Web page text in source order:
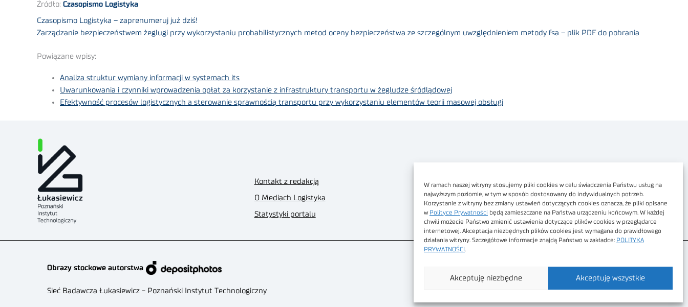
W ramach naszej witryny stosujemy pliki cookies w celu świadczenia Państwu usług na
najwyższym poziomie, w tym w sposób dostosowany do indywidualnych potrzeb.
Korzystanie z witryny bez zmiany ustawień dotyczących cookies oznacza, że pliki opisane
w Polityce Prywatności będą zamieszczane na Państwa urządzeniu końcowym. W każdej
chwili możecie Państwo zmienić ustawienia dotyczące plików cookies w przeglądarce
internetowej. Akceptacja niezbędnych plików cookies jest wymagana do prawidłowego
działania witryny. Szczegółowe informacje znajdą Państwo w zakładce: POLITYKA
PRYWATNOŚCI
Akceptuję wszystkie
Akceptuję niezbędne
Źródło: Czasopismo Logistyka
Czasopismo Logistyka – zaprenumeruj już dziś!
Zarządzanie bezpieczeństwem żeglugi przy wykorzystaniu probabilistycznych metod oceny bezpieczeństwa ze szczególnym uwzględnieniem metody fsa – plik PDF do pobrania
Powiązane wpisy:
Analiza struktur wymiany informacji w systemach its
Uwarunkowania i czynniki wprowadzenia opłat za korzystanie z infrastruktury transportu w żegludze śródlądowej
Efektywność procesów logistycznych a sterowanie sprawnością transportu przy wykorzystaniu elementów teorii masowej obsługi
Kontakt z redakcją
O Mediach Logistyka
Statystyki portalu
Dostępność cyfrowa
Regulamin Portalu
Regulamin sklepu
Obrazy stockowe autorstwa
Sieć Badawcza Łukasiewicz - Poznański Instytut Technologiczny